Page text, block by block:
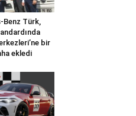
Benz Türk,
bir
ekledi